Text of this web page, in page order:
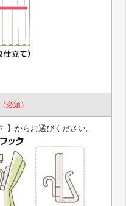
（必須）
】からお選びください。